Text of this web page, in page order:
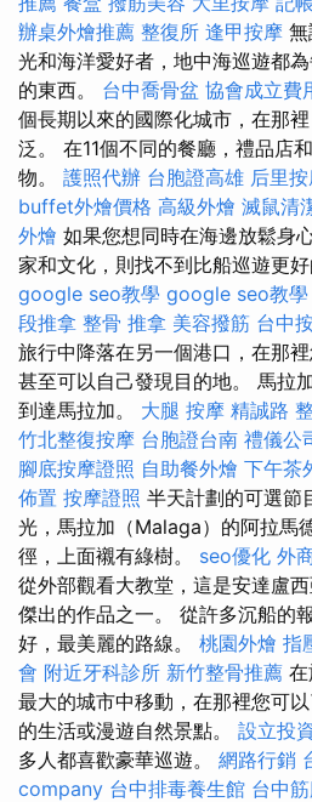
辦桌外燴推薦 整復所 逢甲按摩
光和海洋愛好者，地中海巡遊都
的東西。 台中喬骨盆 協會成立費
個長期以來的國際化城市，在那
泛。 在11個不同的餐廳，禮品店
物。 護照代辦 台胞證高雄 后里
buffet外燴價格 高級外燴 滅鼠清
外燴 如果您想同時在海邊放鬆身
家和文化，則找不到比船巡遊更好
google seo教學 google seo教學
段推拿 整骨 推拿 美容撥筋 台中
旅行中降落在另一個港口，在那
甚至可以自己發現目的地。 馬拉
到達馬拉加。 大腿 按摩 精誠路
竹北整復按摩 台胞證台南 禮儀公
腳底按摩證照 自助餐外燴 下午茶
佈置 按摩證照 半天計劃的可選節
光，馬拉加（Malaga）的阿拉馬
徑，上面襯有綠樹。 seo優化 外
從外部觀看大教堂，這是安達盧
傑出的作品之一。 從許多沉船的
好，最美麗的路線。 桃園外燴 指
會 附近牙科診所 新竹整骨推薦
最大的城市中移動，在那裡您可
的生活或漫遊自然景點。 設立投
多人都喜歡豪華巡遊。 網路行銷
company 台中排毒養生館 台中